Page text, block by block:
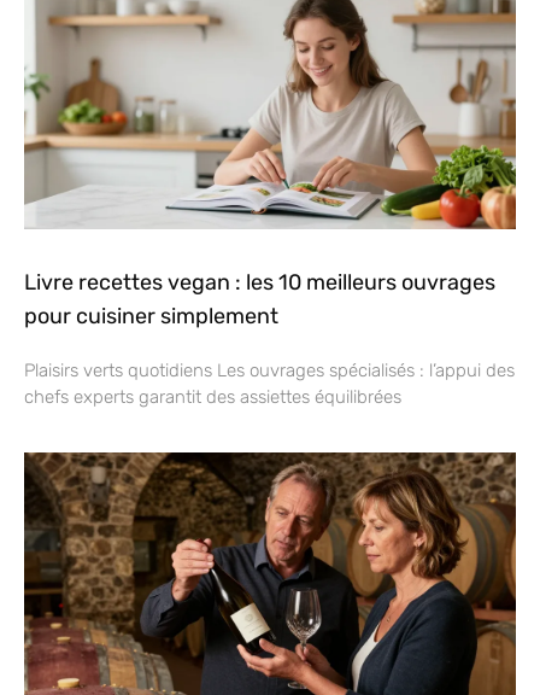
Livre recettes vegan : les 10 meilleurs ouvrages
pour cuisiner simplement
Plaisirs verts quotidiens Les ouvrages spécialisés : l’appui des
chefs experts garantit des assiettes équilibrées